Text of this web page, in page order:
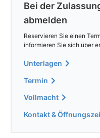
Bei der
abmelden
Reservieren Sie einen
informieren Sie sich über
Unterlagen
Termin
Vollmacht
Kontakt &